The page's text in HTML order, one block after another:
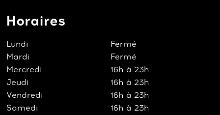
Horaires
Lundi
Fermé
Mardi
Fermé
Mercredi
16h à 23h
Jeudi
16h à 23h
Vendredi
16h à 23h
Samedi
16h à 23h